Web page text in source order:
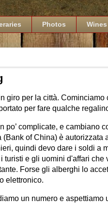
Photos Wines
giro per la città. Cominciamo
per fare qualche
po’ complicate, e cambiano
of China) è autorizzata
quindi devo dare i soldi a
turisti e gli uomini d'affari che
Forse gli alberghi lo
elettronico.
un numero e aspettiamo